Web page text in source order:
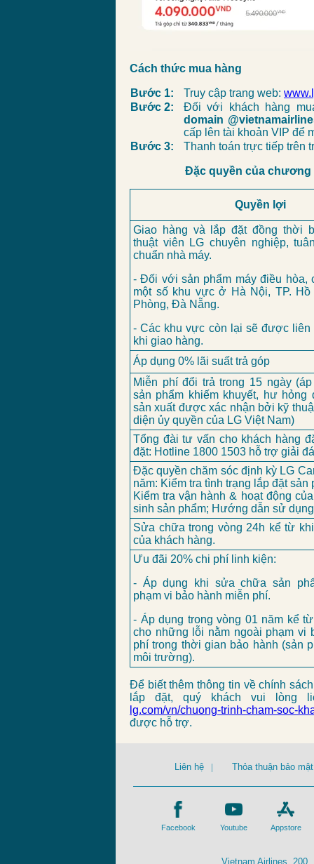
Cách thức mua hàng
Bước 1: Truy cập trang web:
Bước 2:
Đối với khách hàng
domain
cấp lên tài khoản VIP để
Bước 3:
Thanh toán trực tiếp trên
Đặc quyền của chương
Quyền lợi
Giao hàng và lắp đặt đồng thời
thuật viên LG chuyên nghiệp,
chuẩn nhà máy.
- Đối với sản phẩm máy điều hòa,
một số khu vực ở Hà Nội, TP.
Phòng, Đà Nẵng.
- Các khu vực còn lại sẽ được liên
khi giao hàng.
Áp dụng 0% lãi suất trả góp
Miễn phí đổi trả trong 15 ngày
sản phẩm khiếm khuyết, hư hỏng
sản xuất được xác nhận bởi kỹ
diện ủy quyền của LG Việt Nam)
Tổng đài tư vấn cho khách hàng
đặt: Hotline 1800 1503 hỗ trợ giải
Đặc quyền chăm sóc định kỳ LG
năm: Kiểm tra tình trạng lắp đặt sản
Kiểm tra vận hành & hoạt động
sinh sản phẩm; Hướng dẫn sử
Sửa chữa trong vòng 24h kể từ
của khách hàng.
Ưu đãi 20% chi phí linh kiện:
- Áp dụng khi sửa chữa sản
phạm vi bảo hành miễn phí.
- Áp dụng trong vòng 01 năm kể
cho những lỗi nằm ngoài phạm vi
phí trong thời gian bảo hành (sản
môi trường).
Để biết thêm thông tin về chính
lắp đặt, quý khách vui lòng
lg.com/vn/chuong-trinh-cham-soc-
được hỗ trợ.
Liên hệ | Thỏa thuận bảo mật
Facebook Youtube Appstore
Vietnam Airlines,